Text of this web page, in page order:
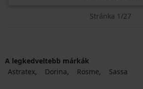
Stránka 1/27
A legkedveltebb márkák
Astratex
Dorina Rosme Sassa